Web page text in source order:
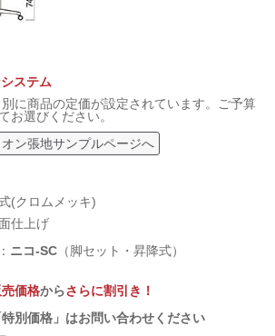
ステム
に商品の定価が設定されています。ご予算
お選びください。
オン張地サンプルページへ
(クロムメッキ)
仕上げ
ニコ-SC （脚セット・昇降式）
売価格からさらに割引き！
別価格」はお問い合わせください